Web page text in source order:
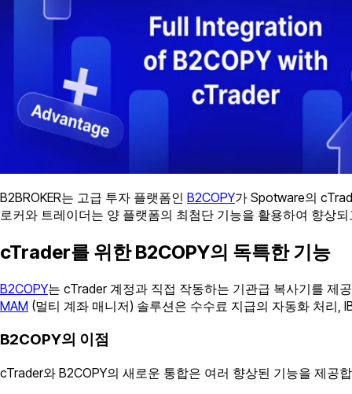
B2BROKER는 고급 투자 플랫폼인 B2COPY가 Spotware의
로커와 트레이더는 양 플랫폼의 최첨단 기능을 활용하여 향상
cTrader를 위한 B2COPY의 독특한 기능
B2COPY는 cTrader 계정과 직접 작동하는 기관급 복사기를 제
MAM (멀티 계좌 매니저) 솔루션은 수수료 지급의 자동화 처리,
B2COPY의 이점
cTrader와 B2COPY의 새로운 통합은 여러 향상된 기능을 제공